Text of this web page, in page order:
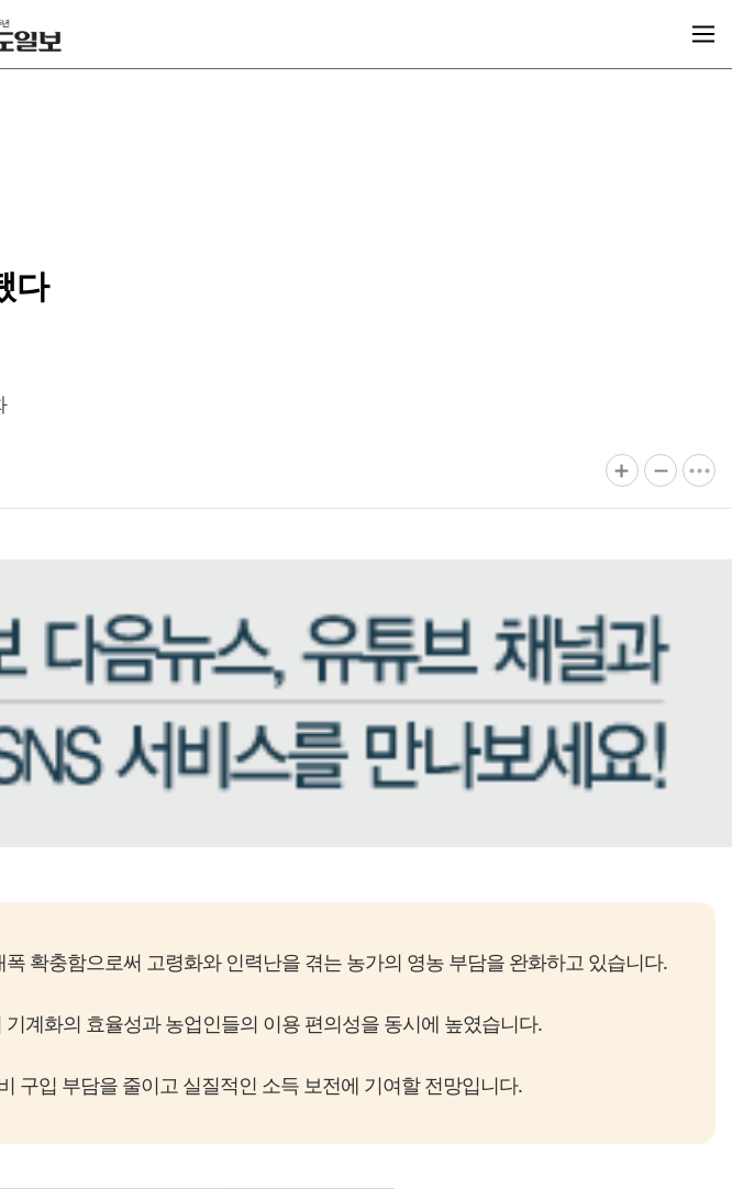
다
확충함으로써 고령화와 인력난을 겪는 농가의 영농 부담을 완화하고 있습니다.
계화의 효율성과 농업인들의 이용 편의성을 동시에 높였습니다.
구입 부담을 줄이고 실질적인 소득 보전에 기여할 전망입니다.